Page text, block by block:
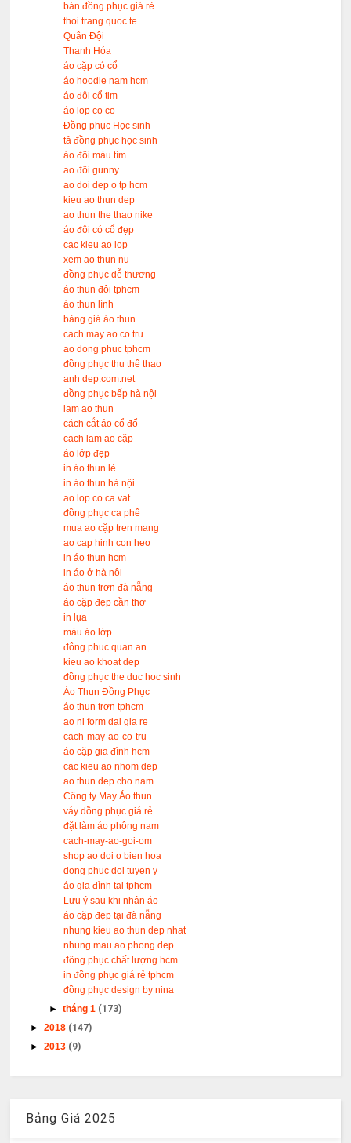
bán đồng phục giá rẻ
thoi trang quoc te
Quân Đội
Thanh Hóa
áo cặp có cổ
áo hoodie nam hcm
áo đôi cổ tim
áo lop co co
Đồng phục Học sinh
tả đồng phục học sinh
áo đôi màu tím
ao đôi gunny
ao doi dep o tp hcm
kieu ao thun dep
ao thun the thao nike
áo đôi có cổ đẹp
cac kieu ao lop
xem ao thun nu
đồng phục dễ thương
áo thun đôi tphcm
áo thun lính
bảng giá áo thun
cach may ao co tru
ao dong phuc tphcm
đồng phục thu thể thao
anh dep.com.net
đồng phục bếp hà nội
lam ao thun
cách cắt áo cổ đổ
cach lam ao cặp
áo lớp đẹp
in áo thun lẻ
in áo thun hà nội
ao lop co ca vat
đồng phục ca phê
mua ao cặp tren mang
ao cap hinh con heo
in áo thun hcm
in áo ở hà nội
áo thun trơn đà nẵng
áo cặp đẹp cần thơ
in lụa
màu áo lớp
đông phuc quan an
kieu ao khoat dep
đồng phục the duc hoc sinh
Áo Thun Đồng Phục
áo thun trơn tphcm
ao ni form dai gia re
cach-may-ao-co-tru
áo cặp gia đình hcm
cac kieu ao nhom dep
ao thun dep cho nam
Công ty May Áo thun
váy dồng phục giá rẻ
đặt làm áo phông nam
cach-may-ao-goi-om
shop ao doi o bien hoa
dong phuc doi tuyen y
áo gia đình tại tphcm
Lưu ý sau khi nhận áo
áo cặp đẹp tại đà nẵng
nhung kieu ao thun dep nhat
nhung mau ao phong dep
đông phục chất lượng hcm
in đồng phục giá rẻ tphcm
đồng phục design by nina
►tháng 1 (173)
►2018 (147)
►2013 (9)
Bảng Giá 2025